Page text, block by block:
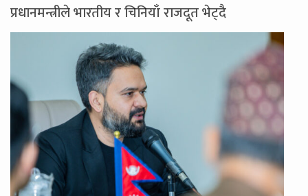
प्रधानमन्त्रीले भारतीय र चिनियाँ राजदूत भेट्दै